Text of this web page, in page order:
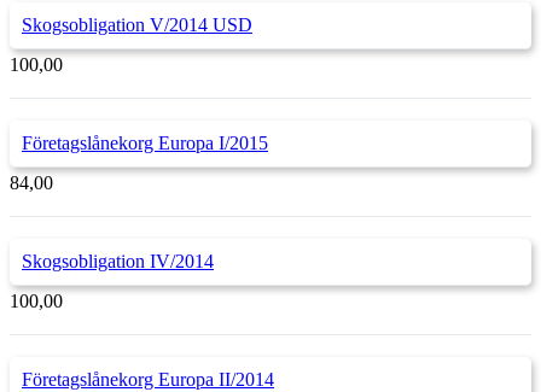
Skogsobligation V/2014 USD
100,00
Företagslånekorg Europa I/2015
84,00
Skogsobligation IV/2014
100,00
Företagslånekorg Europa II/2014